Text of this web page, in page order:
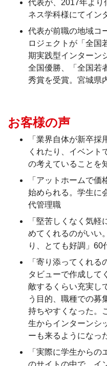
代表が、2017年より
ネス学科様にてイン
代表が前職の地域コ
ロジェクトが「全国
期実践型インターン
全国優勝、「全国若
秀賞を受賞。宮城県
お客様の声
「業界自体が新卒
くれたり、イベント
の考えていることを
「アットホームで価
始められる。学生に
代管理職
「堅苦しくなく気
めてくれるのがいい
り、とても好調」60
「寄り添ってくれ
タビューで作成して
敵するくらい充実し
う目的、職種での募
持ちやすくなった。
生からインターンシ
ーも来るようになっ
「実際に学生からの
のサイトの中で、イ